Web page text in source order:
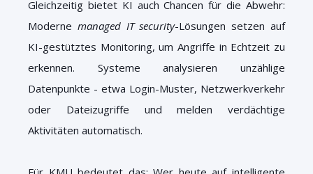
Gleichzeitig bietet KI auch Chancen für die Abwehr:
Moderne managed IT security-Lösungen setzen auf
KI-gestütztes Monitoring, um Angriffe in Echtzeit zu
erkennen. Systeme analysieren unzählige
Datenpunkte - etwa Login-Muster, Netzwerkverkehr
oder Dateizugriffe und melden verdächtige
Aktivitäten automatisch.